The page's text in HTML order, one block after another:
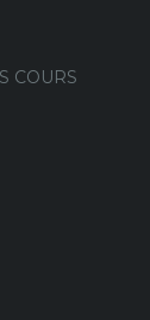
COURS